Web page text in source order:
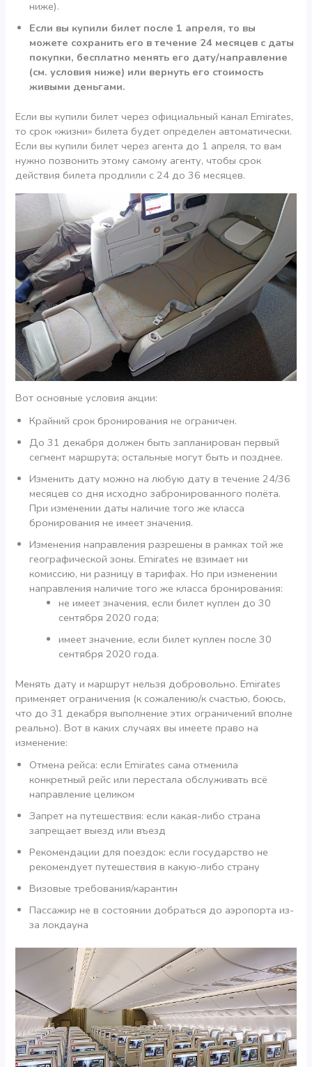
ниже).
Если вы купили билет после 1 апреля, то вы
можете сохранить его в течение 24 месяцев с даты
покупки, бесплатно менять его дату/направление
(см. условия ниже) или вернуть его стоимость
живыми деньгами.
Если вы купили билет через официальный канал Emirates,
то срок «жизни» билета будет определен автоматически.
Если вы купили билет через агента до 1 апреля, то вам
нужно позвонить этому самому агенту, чтобы срок
действия билета продлили с 24 до 36 месяцев.
Вот основные условия акции:
Крайний срок бронирования не ограничен.
До 31 декабря должен быть запланирован первый
сегмент маршрута; остальные могут быть и позднее.
Изменить дату можно на любую дату в течение 24/36
месяцев со дня исходно забронированного полёта.
При изменении даты наличие того же класса
бронирования не имеет значения.
Изменения направления разрешены в рамках той же
географической зоны. Emirates не взимает ни
комиссию, ни разницу в тарифах. Но при изменении
направления наличие того же класса бронирования:
не имеет значения, если билет куплен до 30
сентября 2020 года;
имеет значение, если билет куплен после 30
сентября 2020 года.
Менять дату и маршрут нельзя добровольно. Emirates
применяет ограничения (к сожалению/к счастью, боюсь,
что до 31 декабря выполнение этих ограничений вполне
реально). Вот в каких случаях вы имеете право на
изменение:
Отмена рейса: если Emirates сама отменила
конкретный рейс или перестала обслуживать всё
направление целиком
Запрет на путешествия: если какая-либо страна
запрещает выезд или въезд
Рекомендации для поездок: если государство не
рекомендует путешествия в какую-либо страну
Визовые требования/карантин
Пассажир не в состоянии добраться до аэропорта из-
за локдауна